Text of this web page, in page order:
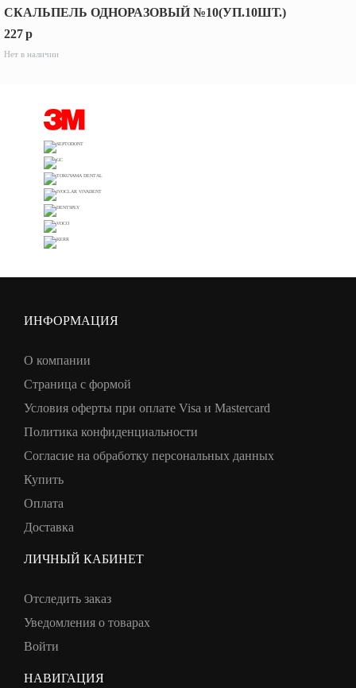
СКАЛЬПЕЛЬ ОДНОРАЗОВЫЙ №10(УП.10ШТ.)
227p
Нет в наличии
ИНФОРМАЦИЯ
О компании
Страница с формой
Условия оферты при оплате Visa и Mastercard
Политика конфиденциальности
Согласие на обработку персональных данных
Купить
Оплата
Доставка
ЛИЧНЫЙ КАБИНЕТ
Отследить заказ
Уведомления о товарах
Войти
НАВИГАЦИЯ